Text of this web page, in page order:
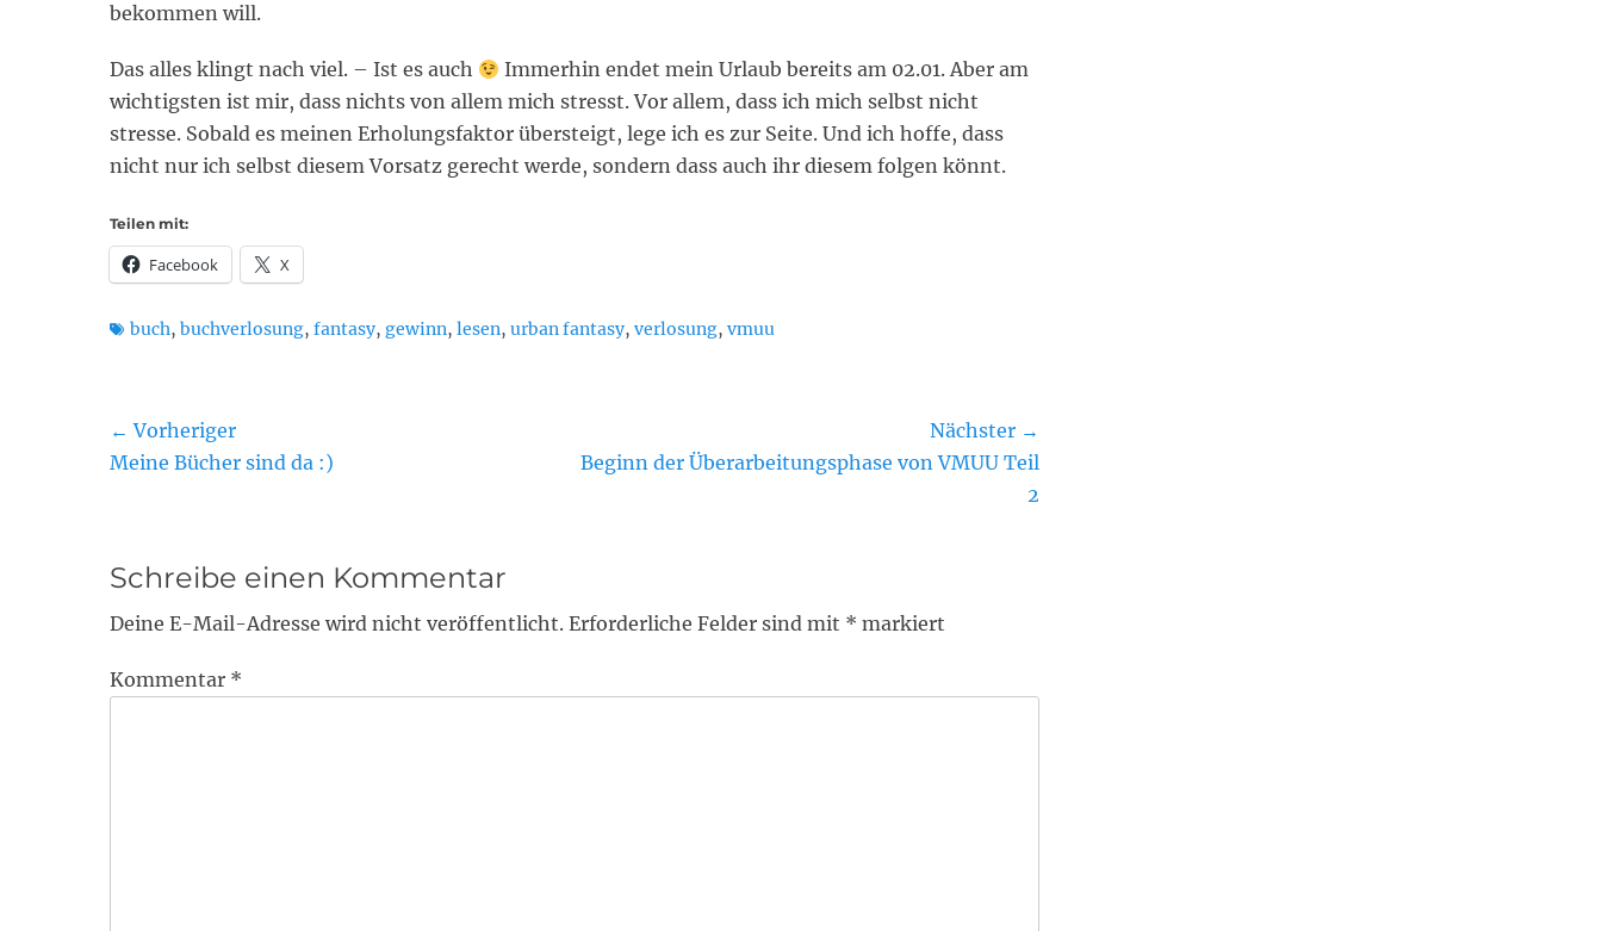
bekommen will.
Das alles klingt nach viel. – Ist es auch
Immerhin endet mein Urlaub bereits am 02.01. Aber am
wichtigsten ist mir, dass nichts von allem mich stresst. Vor allem, dass ich mich selbst nicht
stresse. Sobald es meinen Erholungsfaktor übersteigt, lege ich es zur Seite. Und ich hoffe, dass
nicht nur ich selbst diesem Vorsatz gerecht werde, sondern dass auch ihr diesem folgen könnt.
Teilen mit:
Facebook X
Schlagworte
buch, buchverlosung, fantasy, gewinn, lesen, urban fantasy, verlosung, vmuu
Beitragsnavigation
← Vorheriger
Vorheriger
Meine Bücher sind da :)
Nächster →
Nächster
Beginn der Überarbeitungsphase von VMUU Teil
2
Schreibe einen Kommentar
Deine E-Mail-Adresse wird nicht veröffentlicht. Erforderliche Felder sind mit * markiert
Kommentar *